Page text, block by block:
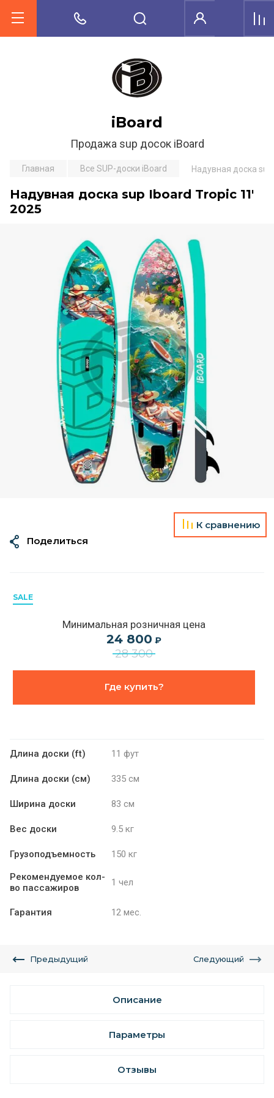
iBoard
Продажа sup досок iBoard
Главная Все SUP-доски iBoard Надувная доска
Надувная доска sup Iboard Tropic 11'
2025
SALE
Минимальная розничная цена
24 800 ₽
28 300
Где купить?
Длина доски (ft) 11 фут
Длина доски (см) 335 см
Ширина доски 83 см
Вес доски 9.5 кг
Грузоподъемность 150 кг
Рекомендуемое кол-
во пассажиров
1 чел
Гарантия 12 мес.
К сравнению
Поделиться
Предыдущий Следующий
Описание
Параметры
Отзывы